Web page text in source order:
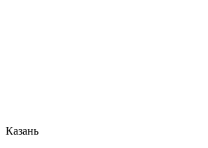
Казань